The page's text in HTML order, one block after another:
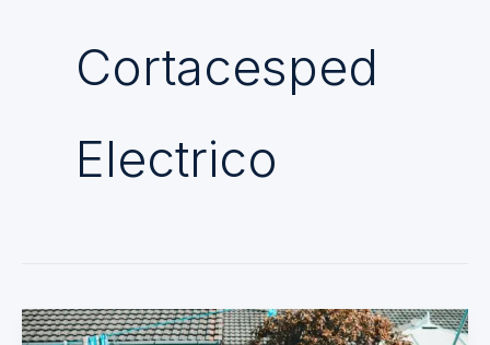
Cortacesped
Electrico
Cortacésped: